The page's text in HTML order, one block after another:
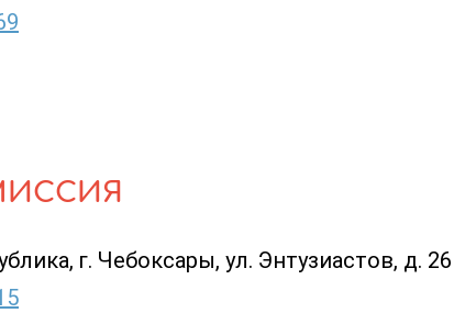
г. Чебоксары, ул. Энтузиастов, д. 26